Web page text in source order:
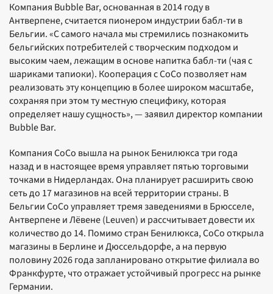
Компания Bubble Bar, основанная в 2014 году в
Антверпене, считается пионером индустрии бабл-ти в
Бельгии. «С самого начала мы стремились познакомить
бельгийских потребителей с творческим подходом и
высоким чаем, лежащим в основе напитка бабл-ти (чая с
шариками тапиоки). Кооперация с CoCo позволяет нам
реализовать эту концепцию в более широком масштабе,
сохраняя при этом ту местную специфику, которая
определяет нашу сущность», — заявил директор компании
Bubble Bar.
Компания CoCo вышла на рынок Бенилюкса три года
назад и в настоящее время управляет пятью торговыми
точками в Нидерландах. Она планирует расширить свою
сеть до 17 магазинов на всей территории страны. В
Бельгии CoCo управляет тремя заведениями в Брюсселе,
Антверпене и Лёвене (Leuven) и рассчитывает довести их
количество до 14. Помимо стран Бенилюкса, CoCo открыла
магазины в Берлине и Дюссельдорфе, а на первую
половину 2026 года запланировано открытие филиала во
Франкфурте, что отражает устойчивый прогресс на рынке
Германии.